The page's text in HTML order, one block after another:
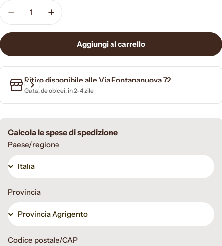
Quantità
Diminuisci la quantità per DETEROIL WHITE
Aumenta la quantità per DETEROIL
Aggiungi al carrello
Ritiro disponibile alle Via Fontananuova 72
Gata, de obicei, în 2-4 zile
Calcola le spese di spedizione
Paese/regione
Provincia
Codice postale/CAP